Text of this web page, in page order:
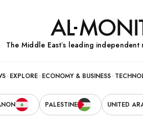
The Middle Eastʼs leading independent
ECONOMY & BUSINESS
EXPLORE
UNITED
PALESTINE